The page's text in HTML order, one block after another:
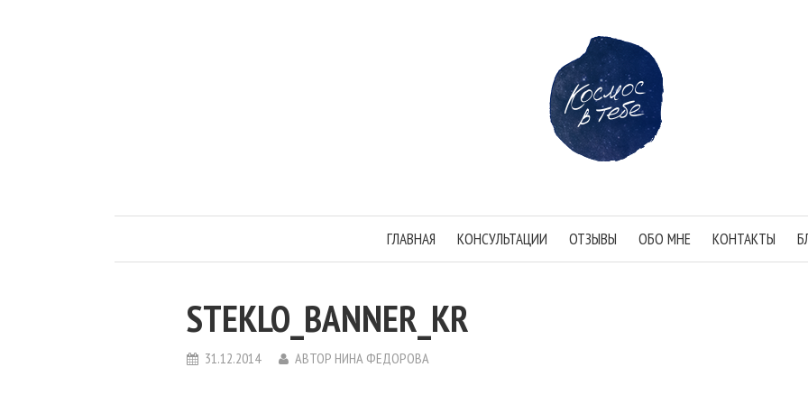
ГЛАВНАЯ КОНСУЛЬТАЦИИ ОТЗЫВЫ ОБО МНЕ КОНТАКТЫ
STEKLO_BANNER_KR
31.12.2014 АВТОР НИНА ФЕДОРОВА